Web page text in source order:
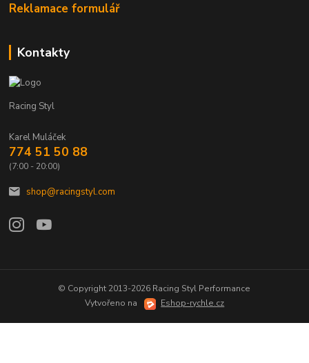
Reklamace formulář
Kontakty
Racing Styl
Karel Muláček
774 51 50 88
(7:00 - 20:00)
shop@racingstyl.com
© Copyright 2013-2026 Racing Styl Performance
Vytvořeno na
Eshop-rychle.cz